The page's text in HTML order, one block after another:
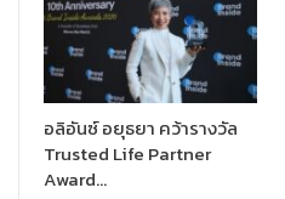
อลิอันซ์ อยุธยา คว้ารางวัล
Trusted Life Partner
Award…